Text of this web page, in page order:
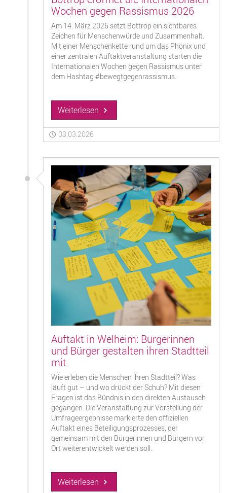
Wochen gegen Rassismus 2026
Am 14. März 2026 setzt Bottrop ein sichtbares
Zeichen für Menschenwürde und Zusammenhalt.
Mit einer Menschenkette rund um das Phönix und
einer zentralen Auftaktveranstaltung starten die
Internationalen Wochen gegen Rassismus unter
dem Hashtag #bewegtgegenrassismus.
Weiterlesen
03.03.2026
Auftakt in Welheim: Bürgerinnen
und Bürger gestalten ihren Stadtteil
mit
Wie erleben die Menschen ihren Stadtteil? Was
läuft gut – und wo drückt der Schuh? Mit diesen
Fragen ist das Bündnis in den direkten Austausch
gegangen. Die Veranstaltung zur Vorstellung der
Umfrageergebnisse markierte den offiziellen
Auftakt eines Beteiligungsprozesses, der
gemeinsam mit den Bürgerinnen und Bürgern vor
Ort weiterentwickelt werden soll.
Weiterlesen